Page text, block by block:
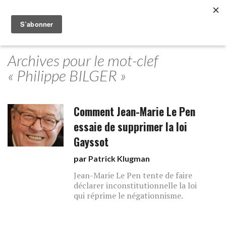
Archives pour le mot-clef
« Philippe BILGER »
Comment Jean-Marie Le Pen
essaie de supprimer la loi
Gayssot
par Patrick Klugman
Jean-Marie Le Pen tente de faire
déclarer inconstitutionnelle la loi
qui réprime le négationnisme.